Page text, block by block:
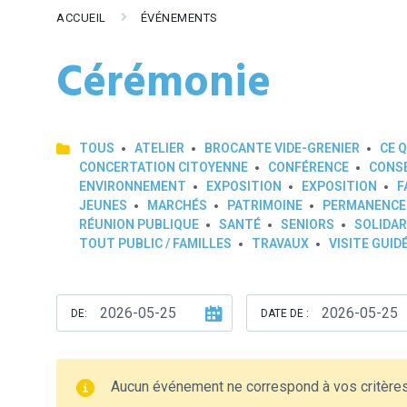
ACCUEIL ÉVÉNEMENTS
Cérémonie
TOUS ATELIER BROCANTE VIDE-GRENIER CE
CONCERTATION CITOYENNE
CONFÉRENCE
ENVIRONNEMENT
EXPOSITION EXPOSITION
JEUNES
MARCHÉS PATRIMOINE
RÉUNION PUBLIQUE
SANTÉ SENIORS
TOUT PUBLIC / FAMILLES
TRAVAUX VISITE
DE: DATE DE :
Aucun événement ne correspond à vos